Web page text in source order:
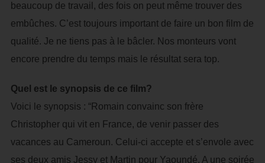
beaucoup de travail, des fois on peut même trouver des
embûches. C’est toujours important de faire un bon film de
qualité. Je ne tiens pas à le bâcler. Nos monteurs vont
encore prendre du temps mais le résultat sera top.
Quel est le synopsis de ce film?
Voici le synopsis : “Romain convainc son frère
Christopher qui vit en France, de venir passer des
vacances au Cameroun. Celui-ci accepte et s’envole avec
ses deux amis Jessy et Martin pour Yaoundé. A une soirée